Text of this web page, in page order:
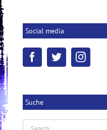
Social media
Suche